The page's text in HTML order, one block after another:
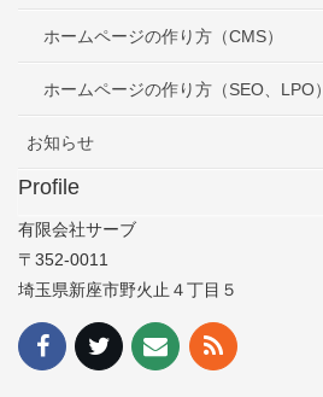
ホームページの作り方（CMS）
ホームページの作り方（SEO、LPO）
お知らせ
Profile
有限会社サーブ
〒352-0011
埼玉県新座市野火止４丁目５